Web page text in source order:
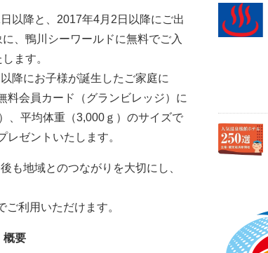
以降と、2017年4月2日以降にご出
、鴨川シーワールドに無料でご入
ます。
降にお子様が誕生したご家庭に
料会員カード（グランビレッジ）に
、平均体重（3,000ｇ）のサイズで
ゼントいたします。
も地域とのつながりを大切にし、
利用いただけます。
概要